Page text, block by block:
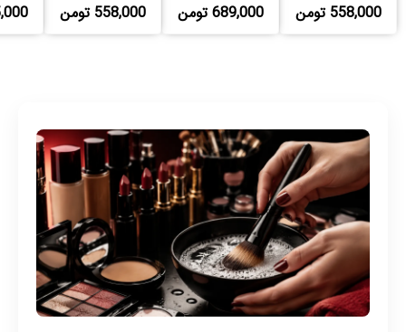
558,000 تومن 689,000 تومن 558,000 تومن